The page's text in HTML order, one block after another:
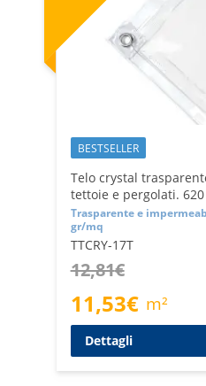
BESTSELLER
Telo crystal
tettoie e pergolati.
Trasparente e
gr/mq
TTCRY-17T
12,81€
11,53€ m²
Dettagli